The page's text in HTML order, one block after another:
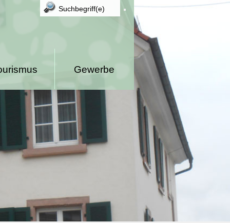
Gewerbe